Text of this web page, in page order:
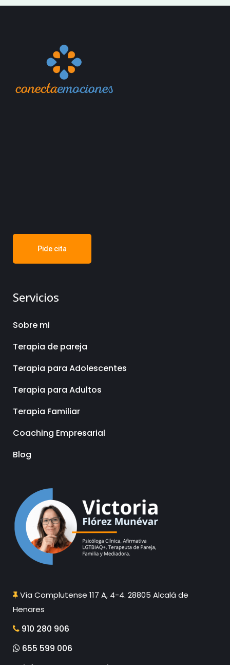
Pide cita
Servicios
Sobre mi
Terapia de pareja
Terapia para Adolescentes
Terapia para Adultos
Terapia Familiar
Coaching Empresarial
Blog
Vía Complutense 117 A, 4-4. 28805 Alcalá de
Henares
910 280 906
655 599 006